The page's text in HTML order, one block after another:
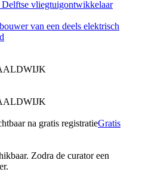
vliegtuigontwikkelaar
van een deels elektrisch
na gratis registratieGratis
Zodra de curator een